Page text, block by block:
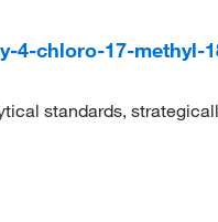
4-chloro-17-methyl-
standards,